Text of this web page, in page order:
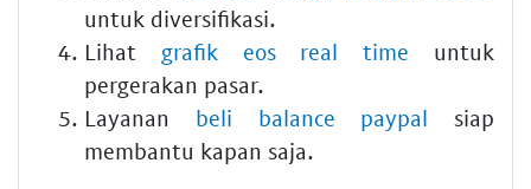
untuk diversifikasi.
Lihat grafik eos real time untuk
pergerakan pasar.
Layanan beli balance paypal siap
membantu kapan saja.